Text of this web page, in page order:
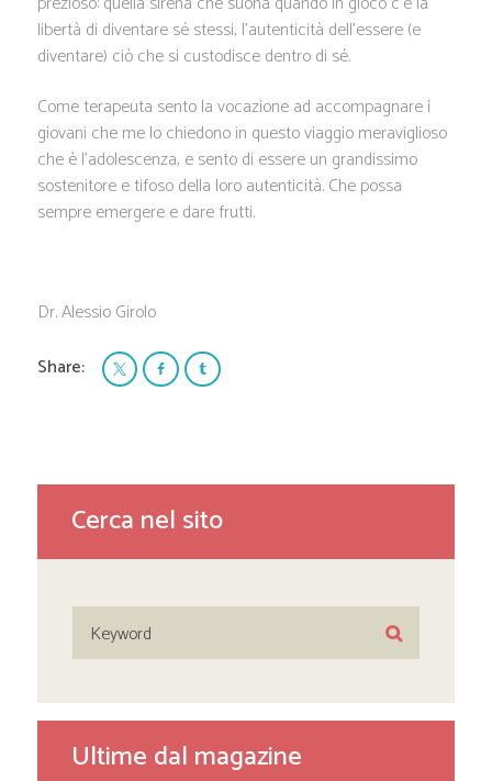
libertà di diventare sé stessi, l’autenticità dell’essere (e
diventare) ciò che si custodisce dentro di sé.
Come terapeuta sento la vocazione ad accompagnare i
giovani che me lo chiedono in questo viaggio meraviglioso
che è l’adolescenza, e sento di essere un grandissimo
sostenitore e tifoso della loro autenticità. Che possa
sempre emergere e dare frutti.
Dr. Alessio Girolo
Share:
Cerca nel sito
Ultime dal magazine